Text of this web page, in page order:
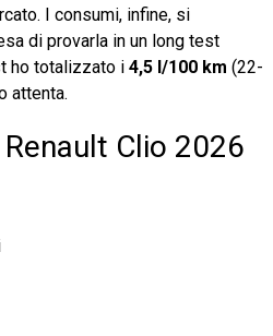
I consumi, infine, si
di provarla in un long test
ho totalizzato i 4,5 l/100 km (22-
attenta.
Clio 2026